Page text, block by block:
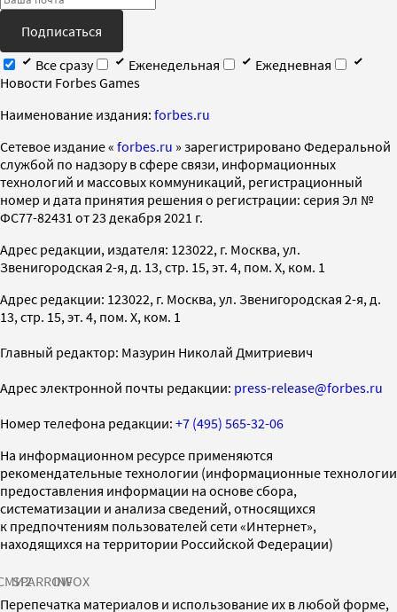
Подписаться
Все сразу
Еженедельная
Ежедневная
Новости Forbes Games
Наименование издания: forbes.ru
Cетевое издание « forbes.ru » зарегистрировано Федеральной
службой по надзору в сфере связи, информационных
технологий и массовых коммуникаций, регистрационный
номер и дата принятия решения о регистрации: серия Эл №
ФС77-82431 от 23 декабря 2021 г.
Адрес редакции, издателя: 123022, г. Москва, ул.
Звенигородская 2-я, д. 13, стр. 15, эт. 4, пом. X, ком. 1
Адрес редакции: 123022, г. Москва, ул. Звенигородская 2-я, д.
13, стр. 15, эт. 4, пом. X, ком. 1
Главный редактор: Мазурин Николай Дмитриевич
Адрес электронной почты редакции: press-release@forbes.ru
Номер телефона редакции: +7 (495) 565-32-06
На информационном ресурсе применяются
рекомендательные технологии (информационные технологии
предоставления информации на основе сбора,
систематизации и анализа сведений, относящихся
к предпочтениям пользователей сети «Интернет»,
находящихся на территории Российской Федерации)
SPARROWINFOX
Перепечатка материалов и использование их в любой форме,